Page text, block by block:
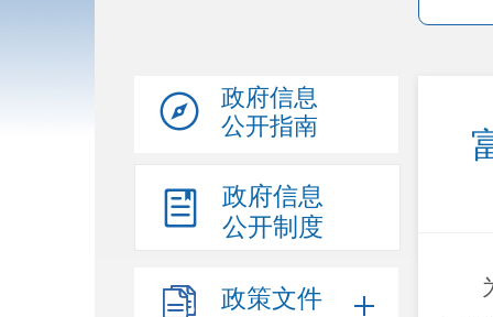
政府信息
公开指南
政府信息
公开制度
政策文件